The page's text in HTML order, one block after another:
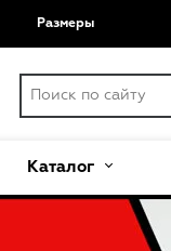
Размеры
Каталог